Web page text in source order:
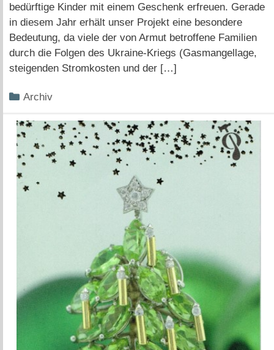
bedürftige Kinder mit einem Geschenk erfreuen. Gerade
in diesem Jahr erhält unser Projekt eine besondere
Bedeutung, da viele der von Armut betroffene Familien
durch die Folgen des Ukraine-Kriegs (Gasmangellage,
steigenden Stromkosten und der […]
Kategorien
Archiv